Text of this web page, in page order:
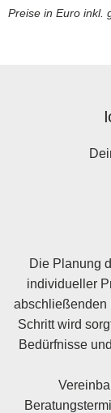
Preise in Euro inkl.
Die Planung
individueller
abschließenden
Schritt wird
Bedürfnisse